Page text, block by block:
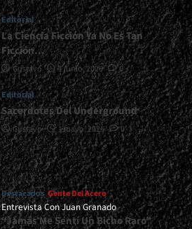
Editorial
La Ciencia Ficción Ya No Es Tan
Ficción…
Gustavo 1 junio, 2026 0
Editorial
Sacerdotes Del Underground
Gustavo 1 mayo, 2026 0
Destacados Gente Del Acero
Entrevista Con Juan Granado
“Jamás Me Sentí Un Bicho Raro”